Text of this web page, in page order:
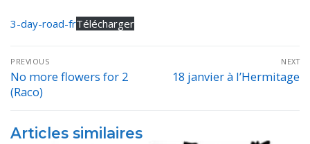
3-day-road-frTélécharger
Navigation
de
l’article
PREVIOUS
Previous
post:
No more flowers for 2
(Raco)
NEXT
Next
18 janvier à l’Hermitage
Articles similaires